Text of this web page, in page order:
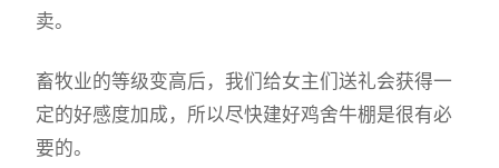
卖。
畜牧业的等级变高后，我们给女主们送礼会获得一
定的好感度加成，所以尽快建好鸡舍牛棚是很有必
要的。